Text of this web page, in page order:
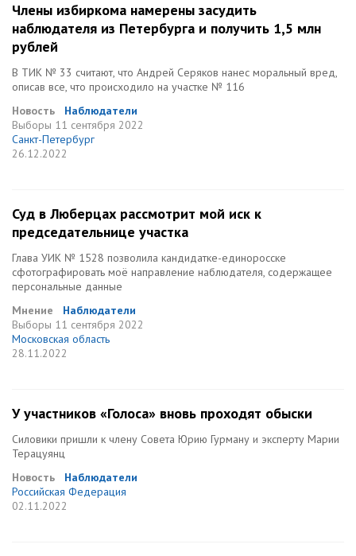
Члены избиркома намерены засудить
наблюдателя из Петербурга и получить 1,5 млн
рублей
В ТИК № 33 считают, что Андрей Серяков нанес моральный вред,
описав все, что происходило на участке № 116
Новость
Наблюдатели
Выборы 11 сентября 2022
Санкт-Петербург
26.12.2022
Суд в Люберцах рассмотрит мой иск к
председательнице участка
Глава УИК № 1528 позволила кандидатке-единоросске
сфотографировать моё направление наблюдателя, содержащее
персональные данные
Мнение
Наблюдатели
Выборы 11 сентября 2022
Московская область
28.11.2022
У участников «Голоса» вновь проходят обыски
Силовики пришли к члену Совета Юрию Гурману и эксперту Марии
Терацуянц
Новость
Наблюдатели
Российская Федерация
02.11.2022